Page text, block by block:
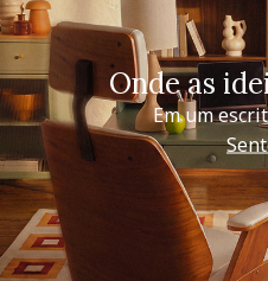
Onde as
Em um